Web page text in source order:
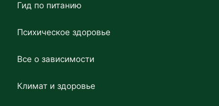
Гид по питанию
Психическое здоровье
Все о зависимости
Климат и здоровье